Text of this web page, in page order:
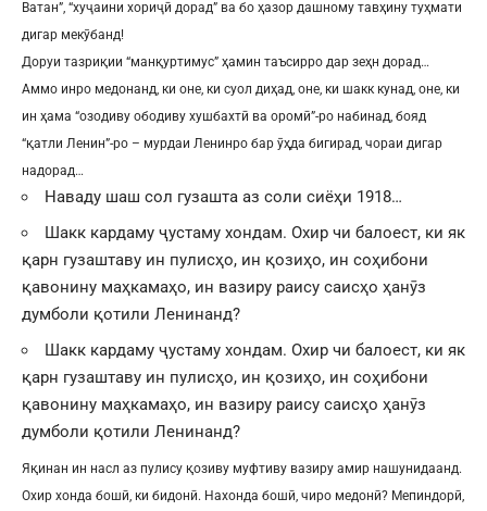
Ватан”, “хуҷаини хориҷӣ дорад” ва бо ҳазор дашному тавҳину туҳмати
дигар мекӯбанд!
Доруи тазриқии “манқуртимус” ҳамин таъсирро дар зеҳн дорад…
Аммо инро медонанд, ки оне, ки суол диҳад, оне, ки шакк кунад, оне, ки
ин ҳама “озодиву ободиву хушбахтӣ ва оромӣ”-ро набинад, бояд
“қатли Ленин”-ро – мурдаи Ленинро бар ӯҳда бигирад, чораи дигар
надорад…
Наваду шаш сол гузашта аз соли сиёҳи 1918…
Шакк кардаму ҷустаму хондам. Охир чи балоест, ки як
қарн гузаштаву ин пулисҳо, ин қозиҳо, ин соҳибони
қавонину маҳкамаҳо, ин вазиру раису саисҳо ҳанӯз
думболи қотили Ленинанд?
Шакк кардаму ҷустаму хондам. Охир чи балоест, ки як
қарн гузаштаву ин пулисҳо, ин қозиҳо, ин соҳибони
қавонину маҳкамаҳо, ин вазиру раису саисҳо ҳанӯз
думболи қотили Ленинанд?
Яқинан ин насл аз пулису қозиву муфтиву вазиру амир нашунидаанд.
Охир хонда бошӣ, ки бидонӣ. Нахонда бошӣ, чиро медонӣ? Мепиндорӣ,